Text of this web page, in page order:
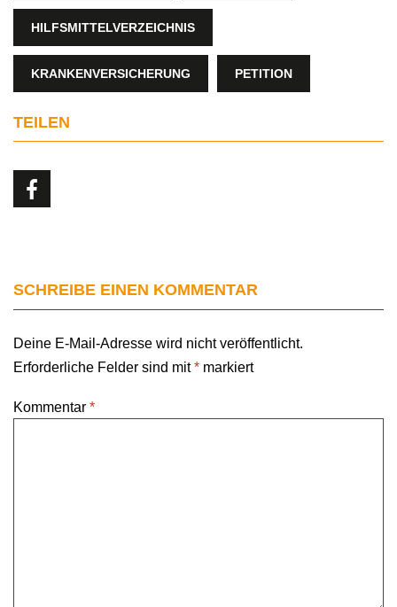
HILFSMITTELVERZEICHNIS
KRANKENVERSICHERUNG PETITION
TEILEN
SCHREIBE EINEN KOMMENTAR
Deine E-Mail-Adresse wird nicht veröffentlicht.
Erforderliche Felder sind mit* markiert
Kommentar *